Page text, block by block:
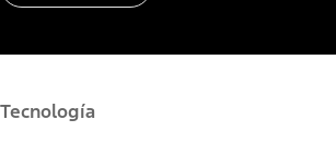
Tecnología